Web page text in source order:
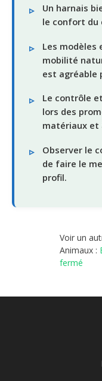
Un harnais
le confort du
Les modèles
mobilité
est agréable
Le contrôle
lors des
matériaux et
Observer le
de faire le
profil.
Voir un
Animaux :
fermé